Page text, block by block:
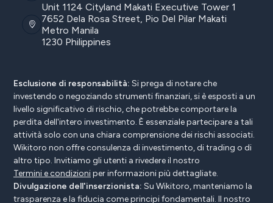
Unit 1124 Cityland Makati Executive Tower 1
7652 Dela Rosa Street, Pio Del Pilar Makati
Metro Manila
1230 Philippines
Esclusione di responsabilità: Si prega di notare che
investendo o negoziando strumenti finanziari, si è esposti a un
livello significativo di rischio, che potrebbe comportare la
perdita dell'intero investimento. È essenziale partecipare a tali
attività solo con una chiara comprensione dei rischi associati.
Wikitoro non offre consulenza di investimento, di trading o di
altro tipo. Invitiamo gli utenti a rivedere il nostro
Termini e condizioniper informazioni più dettagliate.
Divulgazione dell'inserzionista: Su Wikitoro, manteniamo la
trasparenza e la fiducia come principi fondamentali. Il nostro